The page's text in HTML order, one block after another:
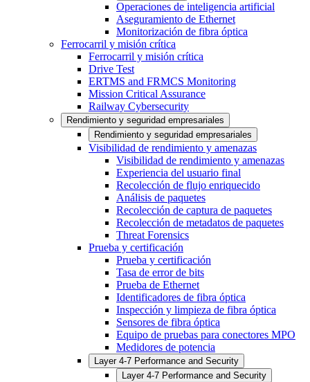
Operaciones de inteligencia artificial
Aseguramiento de Ethernet
Monitorización de fibra óptica
Ferrocarril y misión crítica
Ferrocarril y misión crítica
Drive Test
ERTMS and FRMCS Monitoring
Mission Critical Assurance
Railway Cybersecurity
Rendimiento y seguridad empresariales
Rendimiento y seguridad empresariales
Visibilidad de rendimiento y amenazas
Visibilidad de rendimiento y amenazas
Experiencia del usuario final
Recolección de flujo enriquecido
Análisis de paquetes
Recolección de captura de paquetes
Recolección de metadatos de paquetes
Threat Forensics
Prueba y certificación
Prueba y certificación
Tasa de error de bits
Prueba de Ethernet
Identificadores de fibra óptica
Inspección y limpieza de fibra óptica
Sensores de fibra óptica
Equipo de pruebas para conectores MPO
Medidores de potencia
Layer 4-7 Performance and Security
Layer 4-7 Performance and Security